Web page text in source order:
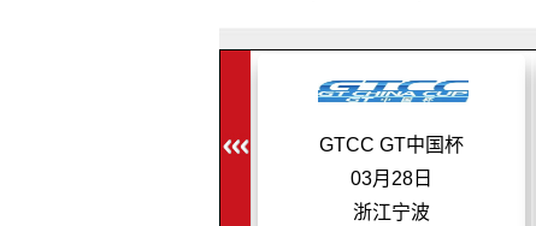
2024GT Show
03月28日
江苏苏州